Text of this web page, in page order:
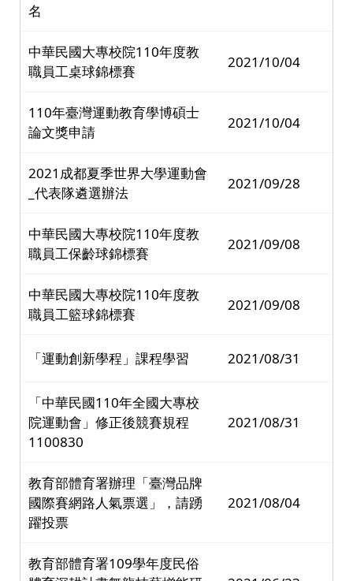
名
中華民國大專校院110年度教
職員工桌球錦標賽
2021/10/04
110年臺灣運動教育學博碩士
論文獎申請
2021/10/04
2021成都夏季世界大學運動會
_代表隊遴選辦法
2021/09/28
中華民國大專校院110年度教
職員工保齡球錦標賽
2021/09/08
中華民國大專校院110年度教
職員工籃球錦標賽
2021/09/08
「運動創新學程」課程學習 2021/08/31
「中華民國110年全國大專校
院運動會」修正後競賽規程
1100830
2021/08/31
教育部體育署辦理「臺灣品牌
國際賽網路人氣票選」，請踴
躍投票
2021/08/04
教育部體育署109學年度民俗